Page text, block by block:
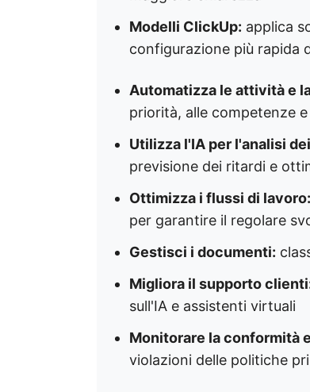
Modelli ClickUp: applica
configurazione più rapida
Automatizza le attività e
priorità, alle competenze
Utilizza l'IA per l'analisi
previsione dei ritardi e
Ottimizza i flussi di lavoro:
per garantire il regolare
Gestisci i documenti:
Migliora il supporto
sull'IA e assistenti virtuali
Monitorare la conformità
violazioni delle politiche